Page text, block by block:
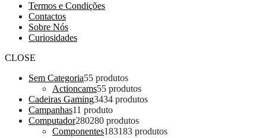
Termos e Condições
Contactos
Sobre Nós
Curiosidades
CLOSE
Sem Categoria55 produtos
Actioncams55 produtos
Cadeiras Gaming3434 produtos
Campanhas11 produto
Computador280280 produtos
Componentes183183 produtos